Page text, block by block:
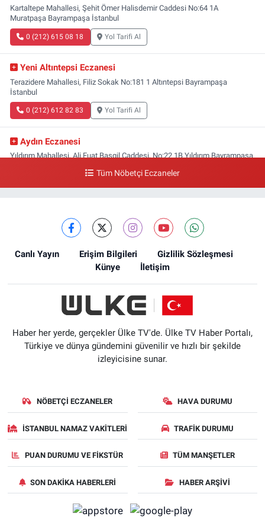
Kartaltepe Mahallesi, Şehit Ömer Halisdemir Caddesi No:64 1A
Muratpaşa Bayrampaşa İstanbul
0 (212) 615 08 18 Yol Tarifi Al
Yeni Altıntepsi Eczanesi
Terazidere Mahallesi, Filiz Sokak No:181 1 Altıntepsi Bayrampaşa
İstanbul
0 (212) 612 82 83 Yol Tarifi Al
Aydın Eczanesi
Yıldırım Mahallesi, Ali Fuat Başgil Caddesi, No:22 1B Yıldırım Bayrampaşa
Tüm Nöbetçi Eczaneler
Canlı Yayın Erişim Bilgileri
Gizlilik Sözleşmesi
Künye
İletişim
Haber her yerde, gerçekler Ülke TV'de. Ülke TV Haber Portalı,
Türkiye ve dünya gündemini güvenilir ve hızlı bir şekilde
izleyicisine sunar.
NÖBETÇI ECZANELER HAVA DURUMU
İSTANBUL NAMAZ VAKITLERI TRAFIK DURUMU
PUAN DURUMU VE FIKSTÜR TÜM MANŞETLER
SON DAKIKA HABERLERI HABER ARŞIVI